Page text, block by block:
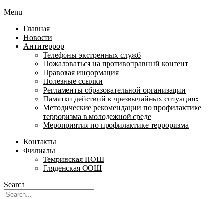
Menu
Главная
Новости
Антитеррор
Телефоны экстренных служб
Пожаловаться на противоправный контент
Правовая информация
Полезные ссылки
Регламенты образовательной организации
Памятки действий в чрезвычайных ситуациях
Методические рекомендации по профилактике
терроризма в молодежной среде
Мероприятия по профилактике терроризма
Контакты
Филиалы
Темринская НОШ
Гляденская ООШ
Search